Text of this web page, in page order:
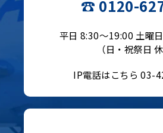
☎ 0120-
平日 8:30〜19:00 土曜
（日・祝祭日 休
IP電話はこちら 03-